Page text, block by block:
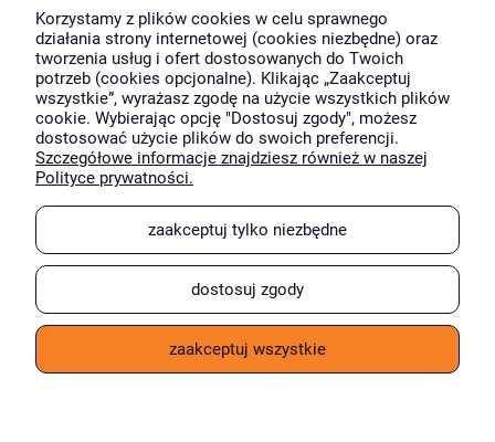
Moje konto
O firmie
Wyróżnili nas
Korzystamy z plików cookies w celu sprawnego
działania strony internetowej (cookies niezbędne) oraz
tworzenia usług i ofert dostosowanych do Twoich
potrzeb (cookies opcjonalne). Klikając „Zaakceptuj
wszystkie”, wyrażasz zgodę na użycie wszystkich plików
cookie. Wybierając opcję "Dostosuj zgody", możesz
dostosować użycie plików do swoich preferencji.
Szczegółowe informacje znajdziesz również w naszej
Polityce prywatności.
zaakceptuj tylko niezbędne
dostosuj zgody
zaakceptuj wszystkie